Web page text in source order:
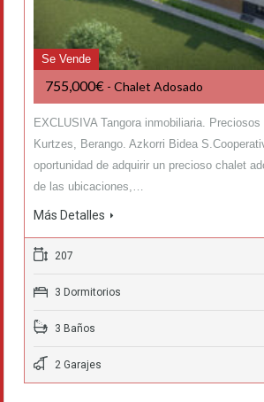
Se Vende
755,000€ - Chalet Adosado
EXCLUSIVA Tangora inmobiliaria.
Kurtzes, Berango. Azkorri Bidea
oportunidad de adquirir un precioso chalet
de las ubicaciones,…
Más Detalles
207
3 Dormitorios
3 Baños
2 Garajes